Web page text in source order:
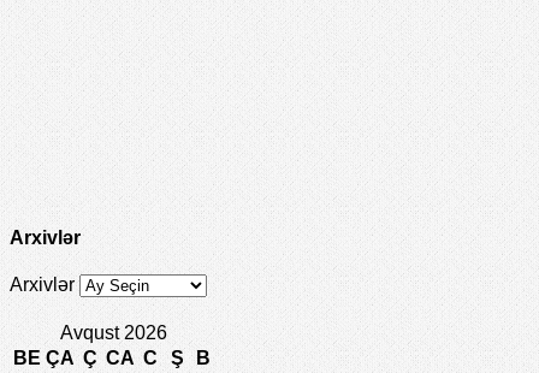
Arxivlər
Arxivlər
Avqust 2026
BE ÇA Ç CA C Ş
B